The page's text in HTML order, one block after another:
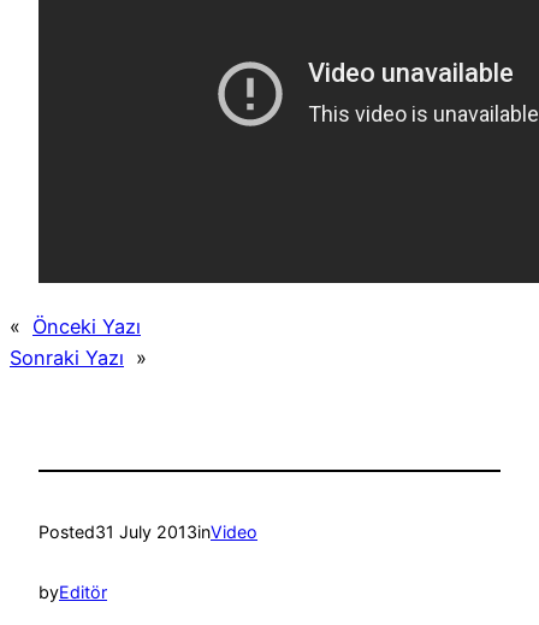
« Önceki Yazı
Sonraki Yazı »
Posted31 July 2013inVideo
byEditör